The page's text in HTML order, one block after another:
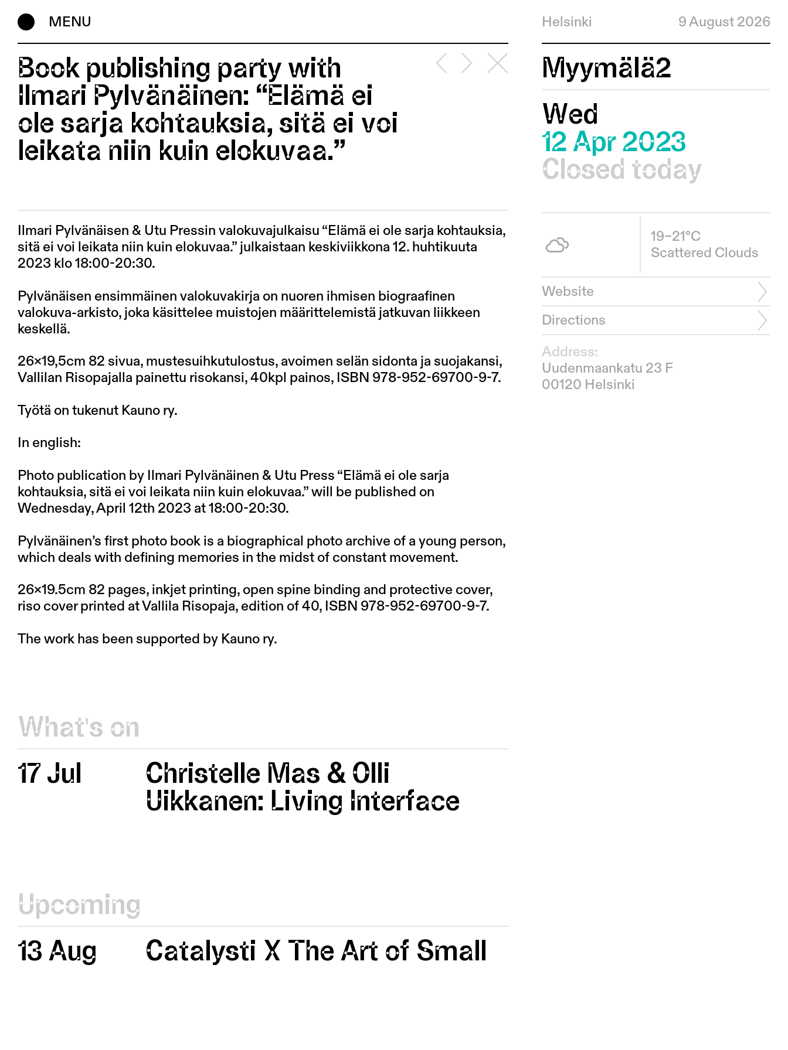
MENU Helsinki 9 August 2026
Book publishing party with
Ilmari Pylvänäinen: “Elämä ei
ole sarja kohtauksia, sitä ei voi
leikata niin kuin elokuvaa.”
Ilmari Pylvänäisen & Utu Pressin valokuvajulkaisu “Elämä ei ole sarja kohtauksia,
sitä ei voi leikata niin kuin elokuvaa.” julkaistaan keskiviikkona 12. huhtikuuta
2023 klo 18:00-20:30.
Pylvänäisen ensimmäinen valokuvakirja on nuoren ihmisen biograafinen
valokuva-arkisto, joka käsittelee muistojen määrittelemistä jatkuvan liikkeen
keskellä.
26×19,5cm 82 sivua, mustesuihkutulostus, avoimen selän sidonta ja suojakansi,
Vallilan Risopajalla painettu risokansi, 40kpl painos, ISBN 978-952-69700-9-7.
Työtä on tukenut Kauno ry.
In english:
Photo publication by Ilmari Pylvänäinen & Utu Press “Elämä ei ole sarja
kohtauksia, sitä ei voi leikata niin kuin elokuvaa.” will be published on
Wednesday, April 12th 2023 at 18:00-20:30.
Pylvänäinen’s first photo book is a biographical photo archive of a young person,
which deals with defining memories in the midst of constant movement.
26×19.5cm 82 pages, inkjet printing, open spine binding and protective cover,
riso cover printed at Vallila Risopaja, edition of 40, ISBN 978-952-69700-9-7.
The work has been supported by Kauno ry.
What's on
17 Jul
Christelle Mas & Olli
Uikkanen: Living Interface
Upcoming
13 Aug
Catalysti X The Art of Small
Myymälä2
Wed
12 Apr 2023
Closed today
19–21°C
Scattered Clouds
Website
Directions
Address:
Uudenmaankatu 23 F
00120 Helsinki